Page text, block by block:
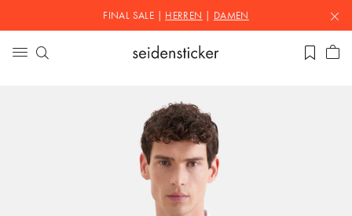
FINAL SALE | HERREN DAMEN